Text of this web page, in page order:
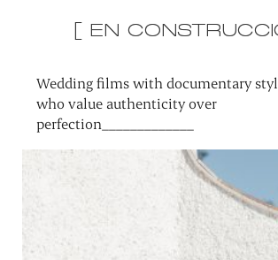
[ EN
Wedding films with documentary
who value authenticity over
perfection_____________